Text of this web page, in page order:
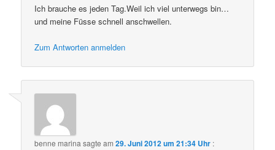
Ich brauche es jeden Tag.Weil ich viel unterwegs bin…
und meine Füsse schnell anschwellen.
Zum Antworten anmelden
benne marina sagte am29. Juni 2012 um 21:34 Uhr :